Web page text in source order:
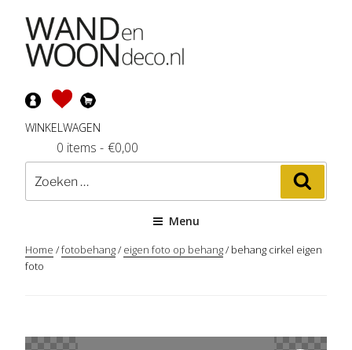
inhoud
WINKELWAGEN
- €0,00
0 items
Zoeken
naar:
Menu
Home /fotobehang/ eigen foto op behang/ behang cirkel eigen
foto